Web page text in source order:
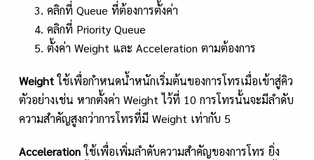
คลิกที่ Queue ที่ต้องการตั้งค่า
คลิกที่ Priority Queue
ตั้งค่า Weight และ Acceleration ตามต้องการ
Weightใช้เพื่อกำหนดน้ำหนักเริ่มต้นของการโทรเมื่อเข้าสู่คิว
ตัวอย่างเช่น หากตั้งค่า Weight ไว้ที่ 10 การโทรนั้นจะมีลำดับ
ความสำคัญสูงกว่าการโทรที่มี Weight เท่ากับ 5
Accelerationใช้เพื่อเพิ่มลำดับความสำคัญของการโทร ยิ่ง